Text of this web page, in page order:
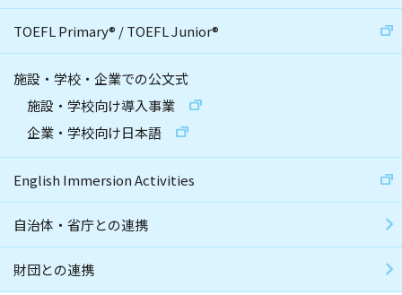
TOEFL Primary® /TOEFL Junior®
施設・学校・企業での公文式
施設・学校向け導入事業
企業・学校向け日本語
English Immersion Activities
自治体・省庁との連携
財団との連携